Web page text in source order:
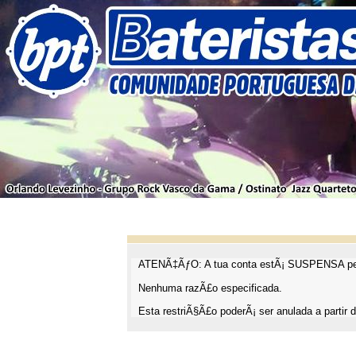
ATENÃ‡ÃƒO: A tua conta estÃ¡ SUSPENSA
Nenhuma razÃ£o especificada.
Esta restriÃ§Ã£o poderÃ¡ ser anulada a partir